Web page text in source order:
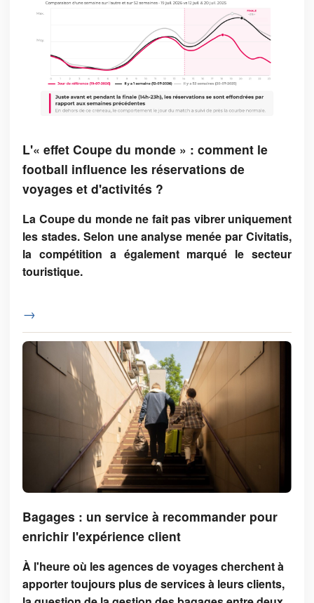
L'« effet Coupe du monde » : comment le
football influence les réservations de
voyages et d'activités ?
La Coupe du monde ne fait pas vibrer uniquement
les stades. Selon une analyse menée par Civitatis,
la compétition a également marqué le secteur
touristique.
→
Bagages : un service à recommander pour
enrichir l'expérience client
À l'heure où les agences de voyages cherchent à
apporter toujours plus de services à leurs clients,